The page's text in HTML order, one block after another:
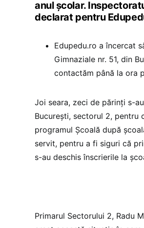
anul școlar.
declarat pentru
Edupedu.ro a încercat
Gimnaziale nr. 51, din
contactăm până la ora
Joi seara, zeci de părinți s-
București, sectorul 2, pentru
programul Școală după
servit, pentru a fi siguri că
s-au deschis înscrierile la
Primarul Sectorului 2, Radu